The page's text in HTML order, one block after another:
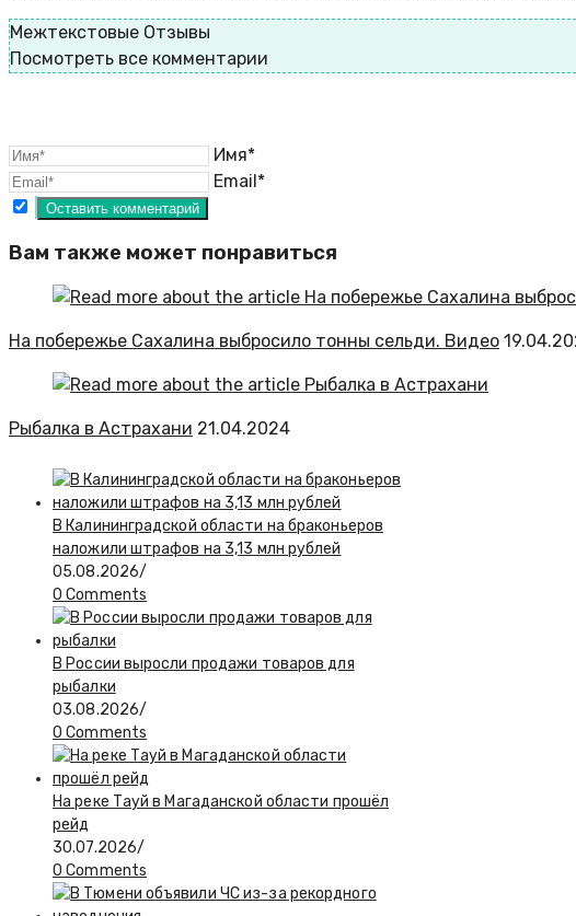
Межтекстовые Отзывы
Посмотреть все комментарии
Имя*
Email*
Вам также может понравиться
На побережье Сахалина выбросило тонны сельди. Видео
Рыбалка в Астрахани 21.04.2024
В Калининградской области на браконьеров
наложили штрафов на 3,13 млн рублей
05.08.2026/
0 Comments
В России выросли продажи товаров для
рыбалки
03.08.2026/
0 Comments
На реке Тауй в Магаданской области прошёл
рейд
30.07.2026/
0 Comments